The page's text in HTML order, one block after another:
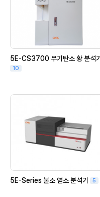
5E-CS3700 무기탄소 황 분석기
10
5E-Series 불소 염소 분석기 5